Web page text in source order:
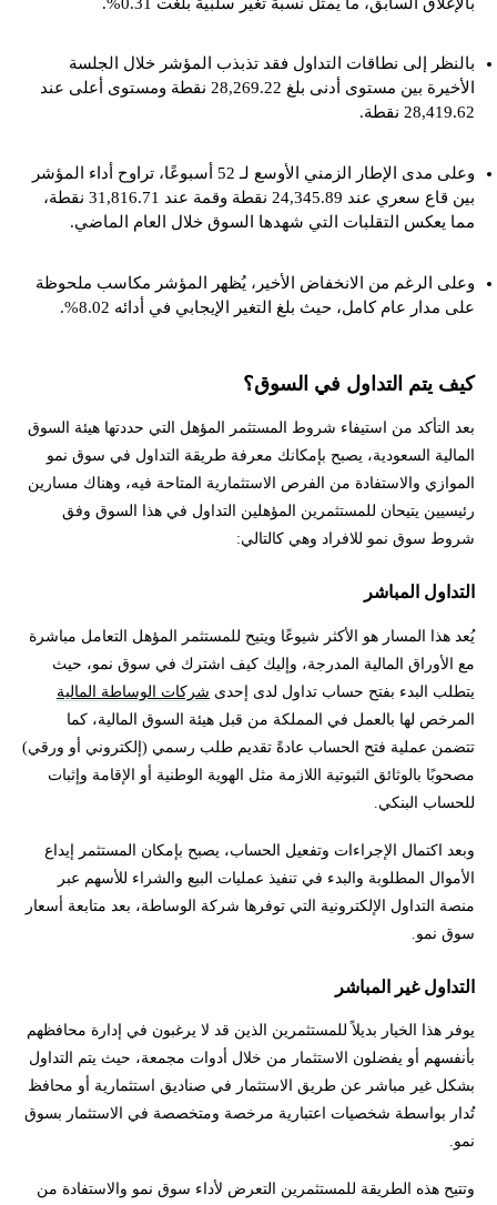
بالنظر إلى نطاقات التداول فقد تذبذب المؤشر خلال الجلسة
الأخيرة بين مستوى أدنى بلغ 28,269.22 نقطة ومستوى أعلى عند
28,419.62 نقطة.
وعلى مدى الإطار الزمني الأوسع لـ 52 أسبوعًا، تراوح أداء المؤشر
بين قاع سعري عند 24,345.89 نقطة وقمة عند 31,816.71 نقطة،
مما يعكس التقلبات التي شهدها السوق خلال العام الماضي.
وعلى الرغم من الانخفاض الأخير، يُظهر المؤشر مكاسب ملحوظة
على مدار عام كامل، حيث بلغ التغير الإيجابي في أدائه 8.02%.
كيف يتم التداول في السوق؟
بعد التأكد من استيفاء شروط المستثمر المؤهل التي حددتها هيئة السوق
المالية السعودية، يصبح بإمكانك معرفة طريقة التداول في سوق نمو
الموازي والاستفادة من الفرص الاستثمارية المتاحة فيه، وهناك مسارين
رئيسيين يتيحان للمستثمرين المؤهلين التداول في هذا السوق وفق
شروط سوق نمو للافراد وهي كالتالي:
التداول المباشر
يُعد هذا المسار هو الأكثر شيوعًا ويتيح للمستثمر المؤهل التعامل مباشرة
مع الأوراق المالية المدرجة، وإليك كيف اشترك في سوق نمو، حيث
يتطلب البدء بفتح حساب تداول لدى إحدى شركات الوساطة المالية
المرخص لها بالعمل في المملكة من قبل هيئة السوق المالية، كما
تتضمن عملية فتح الحساب عادةً تقديم طلب رسمي (إلكتروني أو ورقي)
مصحوبًا بالوثائق الثبوتية اللازمة مثل الهوية الوطنية أو الإقامة وإثبات
للحساب البنكي.
وبعد اكتمال الإجراءات وتفعيل الحساب، يصبح بإمكان المستثمر إيداع
الأموال المطلوبة والبدء في تنفيذ عمليات البيع والشراء للأسهم عبر
منصة التداول الإلكترونية التي توفرها شركة الوساطة، بعد متابعة أسعار
سوق نمو.
التداول غير المباشر
يوفر هذا الخيار بديلاً للمستثمرين الذين قد لا يرغبون في إدارة محافظهم
بأنفسهم أو يفضلون الاستثمار من خلال أدوات مجمعة، حيث يتم التداول
بشكل غير مباشر عن طريق الاستثمار في صناديق استثمارية أو محافظ
تُدار بواسطة شخصيات اعتبارية مرخصة ومتخصصة في الاستثمار بسوق
نمو.
وتتيح هذه الطريقة للمستثمرين التعرض لأداء سوق نمو والاستفادة من